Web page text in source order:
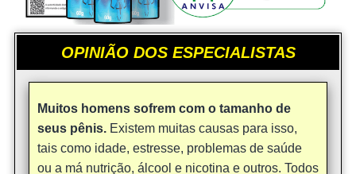
OPINIÃO DOS ESPECIALISTAS
Muitos homens sofrem com o tamanho de
seus pênis. Existem muitas causas para isso,
tais como idade, estresse, problemas de saúde
ou a má nutrição, álcool e nicotina e outros. Todos